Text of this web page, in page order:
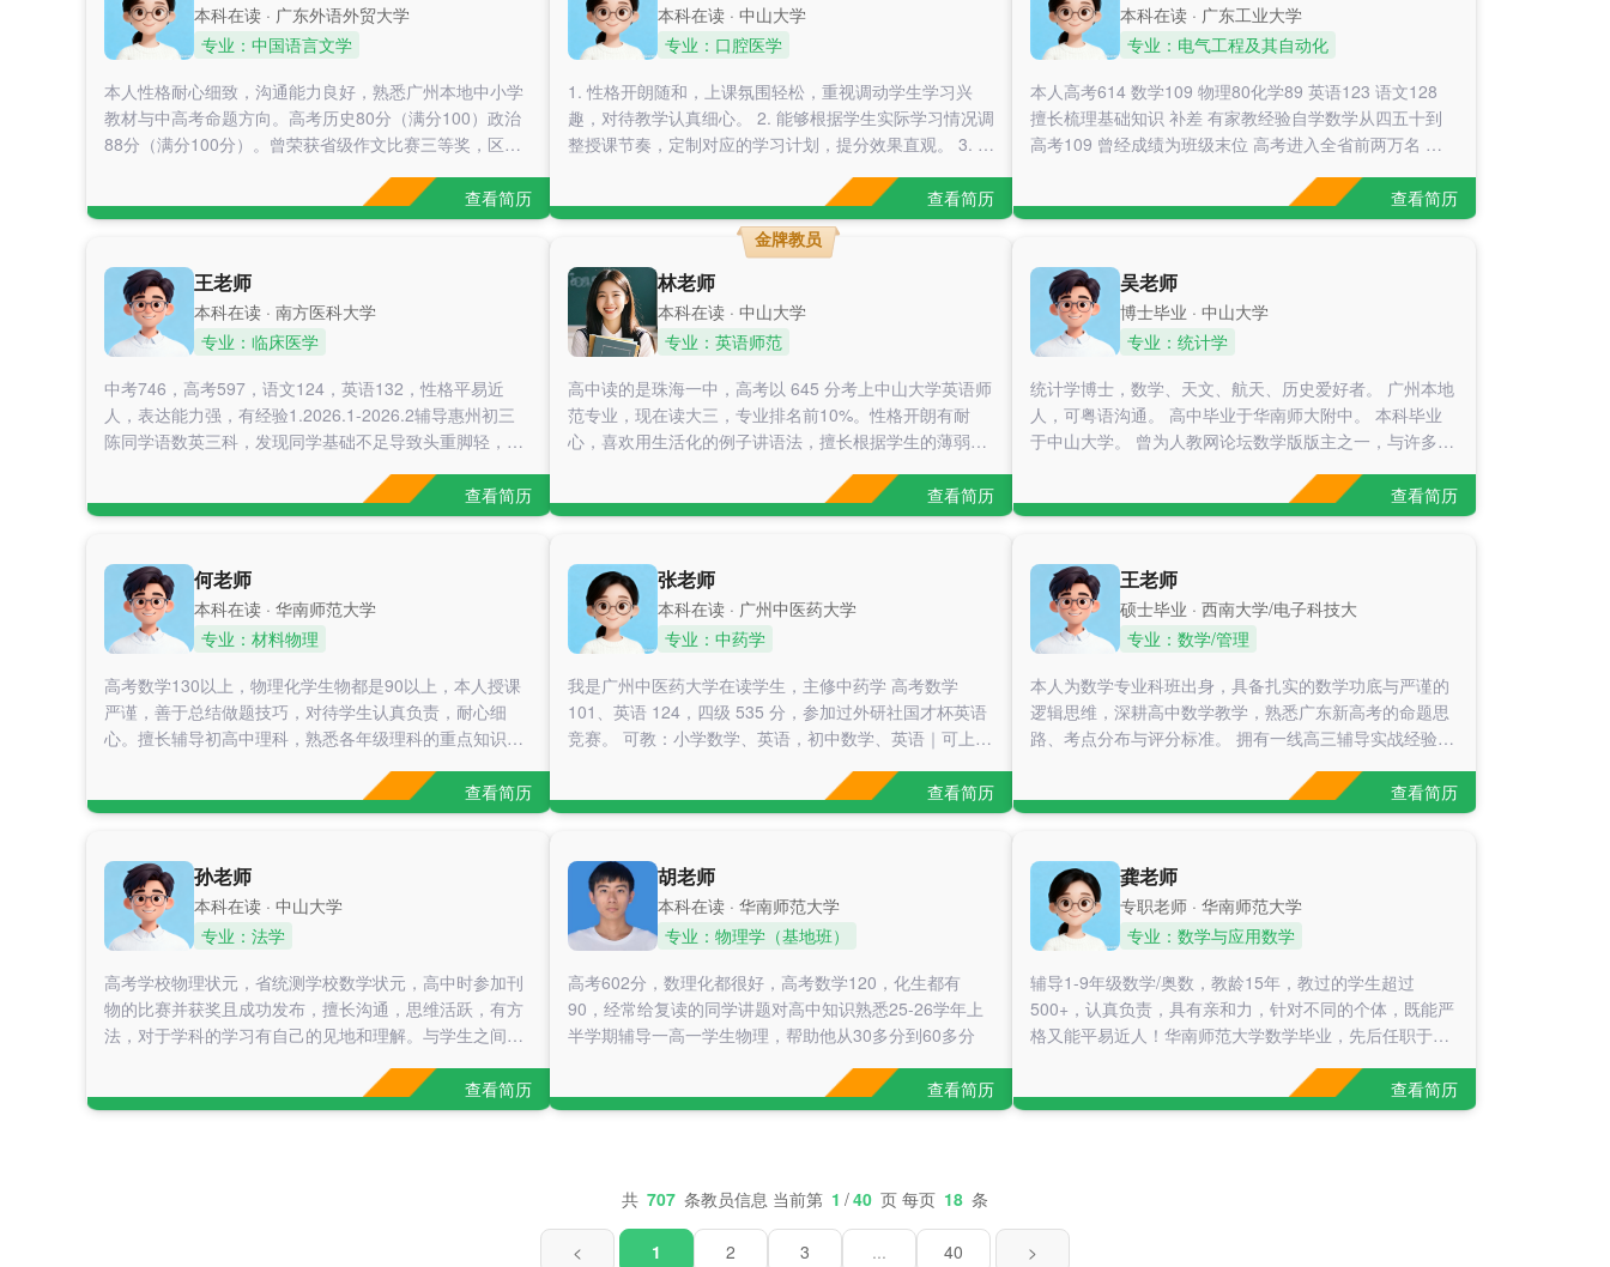
本科在读 · 广东外语外贸大学
专业：中国语言文学
本人性格耐心细致，沟通能力良好，熟悉广州本地中小学
教材与中高考命题方向。高考历史80分（满分100）政治
88分（满分100分）。曾荣获省级作文比赛三等奖，区级
能够根据学生学情定制专属学习计划，引导学生建立良好
的学习习惯，对待学生认真负责，善于调动孩子的学习积
学科的考点体系，能够针对性为学生查漏补缺，帮助学生
理清知识框架，夯实课内基础，提升做题得分能力。
查看简历
本科在读 · 中山大学
专业：口腔医学
1. 性格开朗随和，上课氛围轻松，重视调动学生学习兴
趣，对待教学认真细心。 2. 能够根据学生实际学习情况调
整授课节奏，定制对应的学习计划，提分效果直观。 3. 耐
考、自主学习的习惯。 暑假带过初二数学，学生成绩从70
分提升到90+； 寒假辅导初三数学，学生开学考试冲进年
级前列； 有雅思，托福口语陪练，帮助学生从雅思4.5分
口语提升到5.5
查看简历
本科在读 · 广东工业大学
专业：电气工程及其自动化
本人高考614 数学109 物理80化学89 英语123 语文128
擅长梳理基础知识 补差 有家教经验自学数学从四五十到
高考109 曾经成绩为班级末位 高考进入全省前两万名 课
查看简历
王老师
本科在读 · 南方医科大学
专业：临床医学
中考746，高考597，语文124，英语132，性格平易近
人，表达能力强，有经验1.2026.1-2026.2辅导惠州初三
陈同学语数英三科，发现同学基础不足导致头重脚轻，于
本的例题，实现教考衔接，三科提分接近100 2.2025.6-
2025.9辅导梅州高三肖同学周末两次课，三个月的时间，
的思考，回应时代潮流，写出高质作文，语文从90+分提
高到110+ 3.2025.7-2
查看简历
金牌教员
林老师
本科在读 · 中山大学
专业：英语师范
高中读的是珠海一中，高考以 645 分考上中山大学英语师
范专业，现在读大三，专业排名前10%。性格开朗有耐
心，喜欢用生活化的例子讲语法，擅长根据学生的薄弱点
清晰。平时特别留意广州中高考英语的考情，这两年把近
五年的广州中高考英语真题都研究透了，像语法填空、阅
年 7-8 月，在广州天河区带过一名初二学生，他英语基础
比较薄弱，尤其是时态和从句总是弄错。我先给他梳理了
初中英语的语法体系，每天布置 15 分钟的语法小练习，
还结合广州中考真题讲考点。开学后他第一次月考英语就
从 72 分涨到了 98 分，现在能独立分析复合句了。 （2）
2024 年 10-12 月，线上辅导一名深圳的五年级学生备考
KET。我每周给他安排三次课，听力部分就用剑桥官
查看简历
吴老师
博士毕业 · 中山大学
专业：统计学
统计学博士，数学、天文、航天、历史爱好者。 广州本地
人，可粤语沟通。 高中毕业于华南师大附中。 本科毕业
于中山大学。 曾为人教网论坛数学版版主之一，与许多现
析，熟悉高中教学内容、考点、命题方式。 为人耐心负
责，擅长深入浅出讲解问题，也有丰富知识可教授拓展内
高等数学、概率论与数理统计，使其考研成功。 本科同
学，教授多变量统计，使其考研成功。
查看简历
何老师
本科在读 · 华南师范大学
专业：材料物理
高考数学130以上，物理化学生物都是90以上，本人授课
严谨，善于总结做题技巧，对待学生认真负责，耐心细
心。擅长辅导初高中理科，熟悉各年级理科的重点知识，
都有一定的把握。善于与孩子沟通，能够发现孩子的优点
及薄弱的地方。善于引导孩子每道题对应的逻辑，养成举
导高中数学：学生基础很差，因此我帮助学生从最简单那
分的板块各种题型对应的解题技巧说明了，拓展二级结论
以及考场我自己的一套应试法，从原来的20多分提升到了
七十多分 ②2026.3.14-2026.5.30 辅导高三化学：学生基
础中等，因此我帮助学生在常考的化学方程式中查漏补
缺，考试的大题也进行了专项拔高，例如同分异构体用我
自己独创的方法迎刃而解。最终分数能
查看简历
张老师
本科在读 · 广州中医药大学
专业：中药学
我是广州中医药大学在读学生，主修中药学 高考数学
101、英语 124，四级 535 分，参加过外研社国才杯英语
竞赛。 可教：小学数学、英语，初中数学、英语｜可上门
于找准孩子听不懂知识点的根源，耐心拆解难点，正向引
导，减少畏难情绪，打好基础、培养学习兴趣，可试课磨
学员从58分上升至88分
查看简历
王老师
硕士毕业 · 西南大学/电子科技大
专业：数学/管理
本人为数学专业科班出身，具备扎实的数学功底与严谨的
逻辑思维，深耕高中数学教学，熟悉广东新高考的命题思
路、考点分布与评分标准。 拥有一线高三辅导实战经验，
帮其夯实课本概念、搭建完整知识框架；中等生帮其总结
题型通法、突破易错瓶颈；冲刺阶段学生帮其梳理压轴题
耐心细致，善于和学生沟通，注重培养学生的数周同学：
基础薄弱提分（一模45分→高考88分） 高三学生，基础
薄弱，公式记混、基础题型不会做，一模数学仅45分，心
态焦虑。授课中摒弃题海战术，从零梳理课本核心知识
点，梳理集合、函数、数列、立体几何基础必考题型，规
范答题步骤，逐个扫清知识漏洞。经过4个月系统一对一
辅导，学生基础完全夯实，基础题、中档题正确率大幅提
查看简历
孙老师
本科在读 · 中山大学
专业：法学
高考学校物理状元，省统测学校数学状元，高中时参加刊
物的比赛并获奖且成功发布，擅长沟通，思维活跃，有方
法，对于学科的学习有自己的见地和理解。与学生之间能
制定不同的学习方案。2025年，共计帮助，初二学员，物
理从40~80的突破，初二学员，数学从班级倒数到班级中
查看简历
胡老师
本科在读 · 华南师范大学
专业：物理学（基地班）
高考602分，数理化都很好，高考数学120，化生都有
90，经常给复读的同学讲题对高中知识熟悉25-26学年上
半学期辅导一高一学生物理，帮助他从30多分到60多分
查看简历
龚老师
专职老师 · 华南师范大学
专业：数学与应用数学
辅导1-9年级数学/奥数，教龄15年，教过的学生超过
500+，认真负责，具有亲和力，针对不同的个体，既能严
格又能平易近人！华南师范大学数学毕业，先后任职于学
学生性格、基础定制教学方案。曾辅导多名初高中后进生
实现大幅提分，多名小学学生通过奥数冲刺成功考入华师
稳定，学习状态明显改善。 石基三中初一男生，基础薄弱
查看简历
共 707 条教员信息 当前第 1 /40 页 每页 18 条
< 1 2 3 ... 40 >